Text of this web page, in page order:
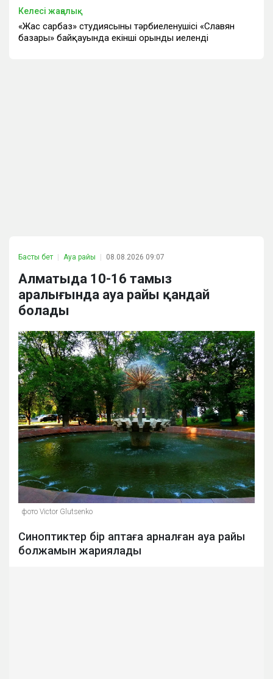
Келесі жаңалық
«Жас сарбаз» студиясының тәрбиеленушісі «Славян
базары» байқауында екінші орынды иеленді
Басты бет Ауа райы 08.08.2026 09:07
Алматыда 10-16 тамыз
аралығында ауа райы қандай
болады
фото Victor Glutsenko
Синоптиктер бір аптаға арналған ауа райы
болжамын жариялады